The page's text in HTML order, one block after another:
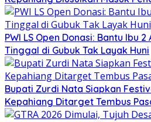
PWI LS Open Donasi: Bantu Ibu
Tinggal di Gubuk Tak Layak Huni
Bupati Zurdi Nata Siapkan
Kepahiang Ditarget Tembus